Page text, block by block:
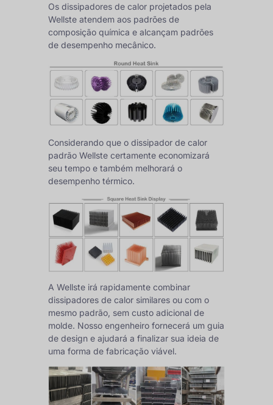
Os dissipadores de calor projetados pela
Wellste atendem aos padrões de
composição química e alcançam padrões
de desempenho mecânico.
Considerando que o dissipador de calor
padrão Wellste certamente economizará
seu tempo e também melhorará o
desempenho térmico.
A Wellste irá rapidamente combinar
dissipadores de calor similares ou com o
mesmo padrão, sem custo adicional de
molde. Nosso engenheiro fornecerá um guia
de design e ajudará a finalizar sua ideia de
uma forma de fabricação viável.